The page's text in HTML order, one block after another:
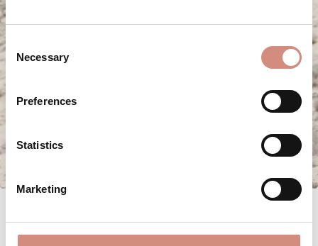
Consent
Selection
Necessary
Preferences
Statistics
Marketing